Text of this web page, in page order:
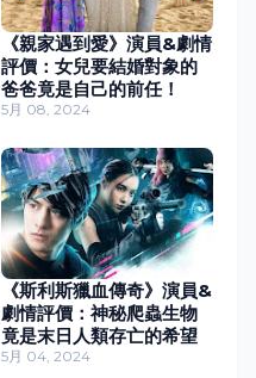
《親家遇到愛》演員&劇情
評價：女兒要結婚對象的
爸爸竟是自己的前任！
5月 08, 2024
《斯利斯獵血傳奇》演員&
劇情評價：神秘爬蟲生物
竟是末日人類存亡的希望
5月 04, 2024